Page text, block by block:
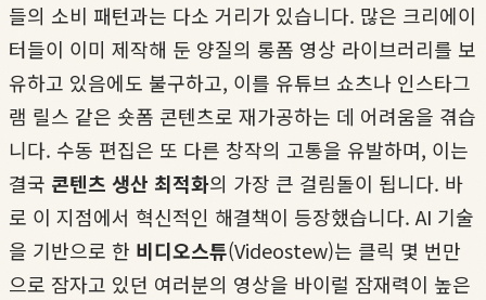
들의 소비 패턴과는 다소 거리가 있습니다. 많은 크리에이
터들이 이미 제작해 둔 양질의 롱폼 영상 라이브러리를 보
유하고 있음에도 불구하고, 이를 유튜브 쇼츠나 인스타그
램 릴스 같은 숏폼 콘텐츠로 재가공하는 데 어려움을 겪습
니다. 수동 편집은 또 다른 창작의 고통을 유발하며, 이는
결국 콘텐츠 생산 최적화의 가장 큰 걸림돌이 됩니다. 바
로 이 지점에서 혁신적인 해결책이 등장했습니다. AI 기술
을 기반으로 한 비디오스튜(Videostew)는 클릭 몇 번만
으로 잠자고 있던 여러분의 영상을 바이럴 잠재력이 높은